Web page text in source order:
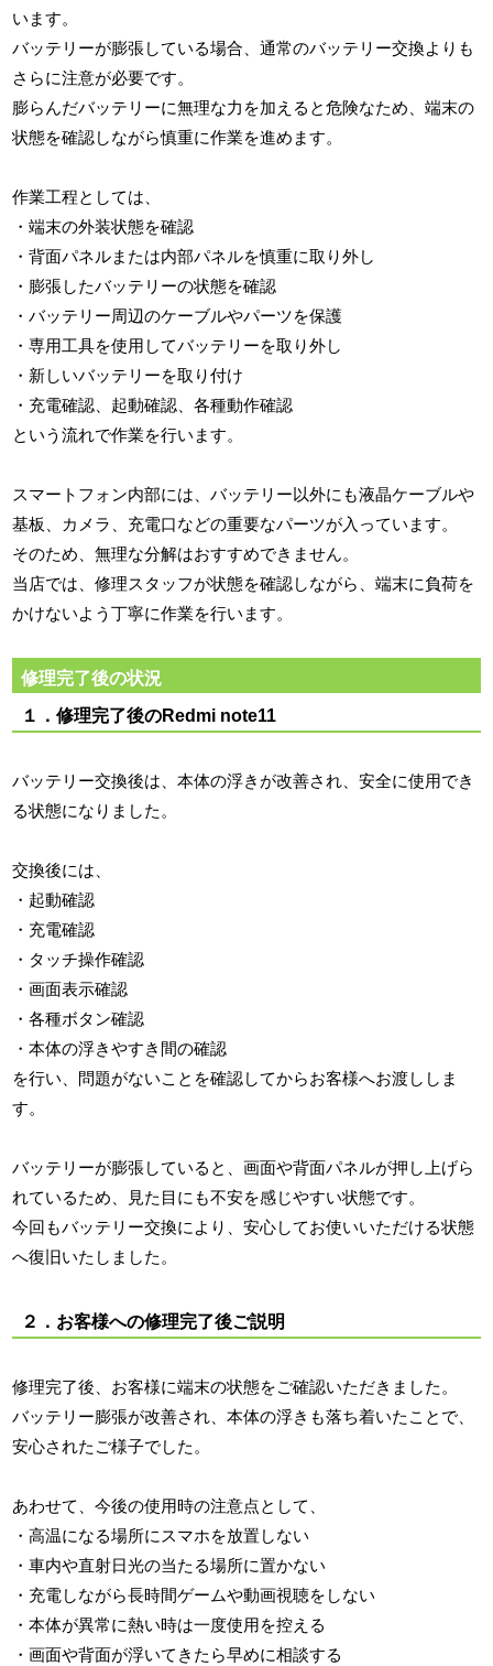
います。
バッテリーが膨張している場合、通常のバッテリー交換よりも
さらに注意が必要です。
膨らんだバッテリーに無理な力を加えると危険なため、端末の
状態を確認しながら慎重に作業を進めます。
作業工程としては、
・端末の外装状態を確認
・背面パネルまたは内部パネルを慎重に取り外し
・膨張したバッテリーの状態を確認
・バッテリー周辺のケーブルやパーツを保護
・専用工具を使用してバッテリーを取り外し
・新しいバッテリーを取り付け
・充電確認、起動確認、各種動作確認
という流れで作業を行います。
スマートフォン内部には、バッテリー以外にも液晶ケーブルや
基板、カメラ、充電口などの重要なパーツが入っています。
そのため、無理な分解はおすすめできません。
当店では、修理スタッフが状態を確認しながら、端末に負荷を
かけないよう丁寧に作業を行います。
修理完了後の状況
１．修理完了後のRedmi note11
バッテリー交換後は、本体の浮きが改善され、安全に使用でき
る状態になりました。
交換後には、
・起動確認
・充電確認
・タッチ操作確認
・画面表示確認
・各種ボタン確認
・本体の浮きやすき間の確認
を行い、問題がないことを確認してからお客様へお渡ししま
す。
バッテリーが膨張していると、画面や背面パネルが押し上げら
れているため、見た目にも不安を感じやすい状態です。
今回もバッテリー交換により、安心してお使いいただける状態
へ復旧いたしました。
２．お客様への修理完了後ご説明
修理完了後、お客様に端末の状態をご確認いただきました。
バッテリー膨張が改善され、本体の浮きも落ち着いたことで、
安心されたご様子でした。
あわせて、今後の使用時の注意点として、
・高温になる場所にスマホを放置しない
・車内や直射日光の当たる場所に置かない
・充電しながら長時間ゲームや動画視聴をしない
・本体が異常に熱い時は一度使用を控える
・画面や背面が浮いてきたら早めに相談する